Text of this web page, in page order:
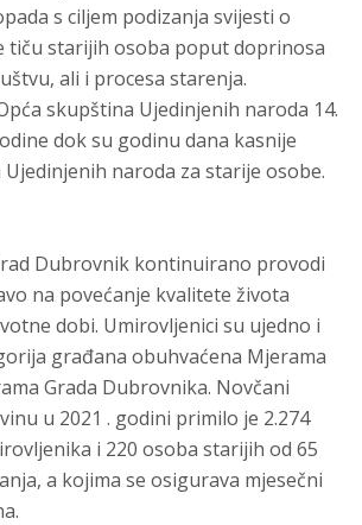
s ciljem podizanja svijesti o
tiču starijih osoba poput doprinosa
ali i procesa starenja.
skupština Ujedinjenih naroda 14.
dok su godinu dana kasnije
naroda za starije osobe.
Dubrovnik kontinuirano provodi
na povećanje kvalitete života
dobi. Umirovljenici su ujedno i
građana obuhvaćena Mjerama
Grada Dubrovnika. Novčani
u 2021 . godini primilo je 2.274
i 220 osoba starijih od 65
a kojima se osigurava mjesečni